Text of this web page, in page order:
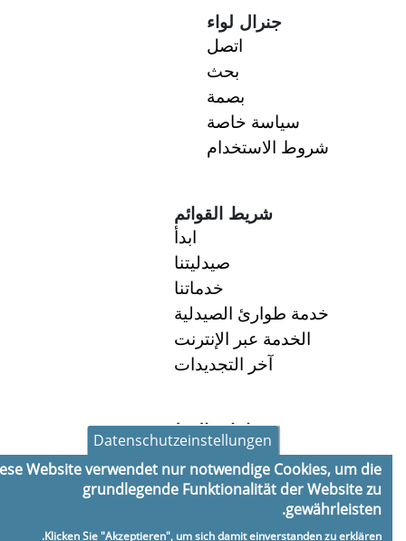
جنرال لواء
اتصل
بحث
بصمة
سياسة خاصة
شروط الاستخدام
شريط القوائم
ابدأ
صيدليتنا
خدماتنا
خدمة طوارئ الصيدلية
الخدمة عبر الإنترنت
آخر التجديدات
ساعات العمل
الاثنين:
8:30-18:30
الثلاثاء:
8:30-18:30
8:30-18:30
Datenschutzeinstellungen
Website verwendet nur notwendige Cookies, um die
grundlegende Funktionalität der Website zu
gewährleisten.
Klicken Sie "Akzeptieren", um sich damit einverstanden zu erklären.